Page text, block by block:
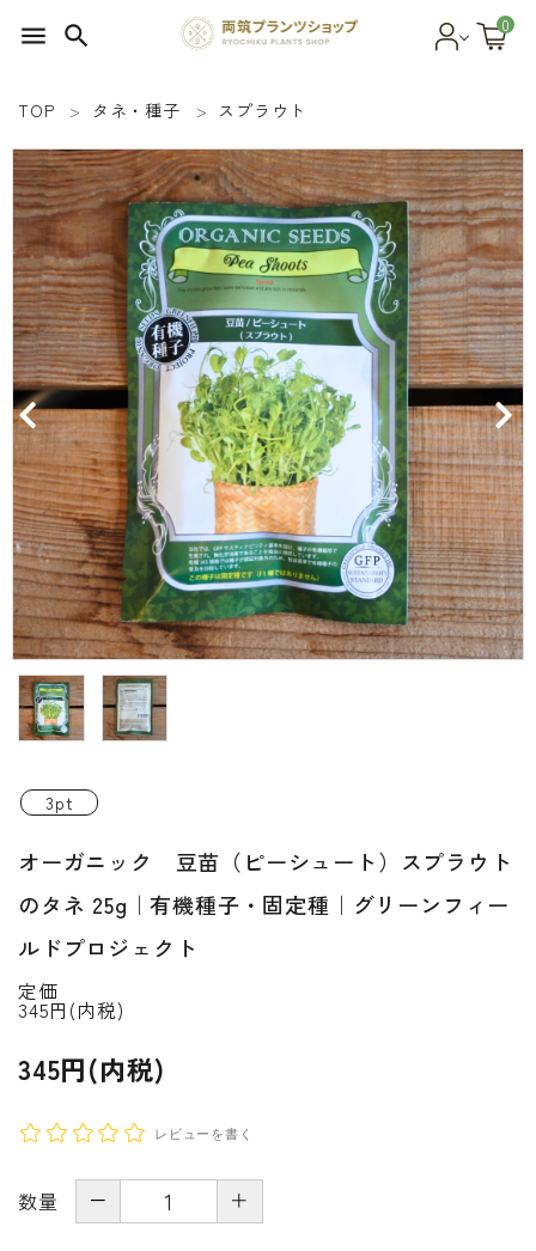
menu search 0
SEED 植物のタネ
PLANT 植物
MATERIAL 資材
OTHER 雑貨
FOOD 食品
BLOG ブログ
INFORMATIOM
ご利用ガイド
プライバシーポリシー
特定商取引法について
ようこそ ゲスト 様
新規会員登
TOP タネ・種子 スプラウト
3pt
オーガニック 豆苗（ピーシュート）スプラウト
のタネ 25g｜有機種子・固定種｜グリーンフィー
ルドプロジェクト
定価
345円(内税)
345円(内税)
レビューを書く
数量 － ＋